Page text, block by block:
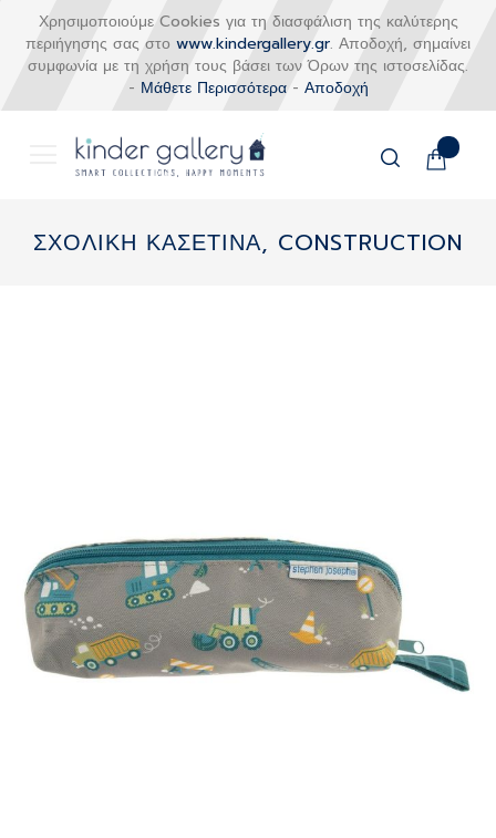
Χρησιμοποιούμε Cookies για τη διασφάλιση της καλύτερης
περιήγησης σας στο www.kindergallery.gr. Αποδοχή, σημαίνει
συμφωνία με τη χρήση τους βάσει των Όρων της ιστοσελίδας.
- Μάθετε Περισσότερα- Αποδοχή
Το
στο
περιεχόμενο
ΣΧΟΛΙΚΗ ΚΑΣΕΤΙΝΑ, CONSTRUCTION